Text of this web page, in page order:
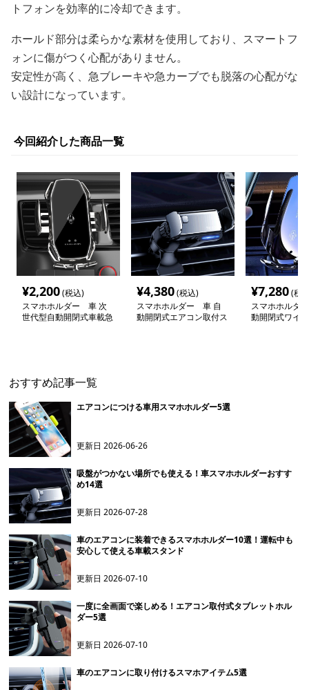
トフォンを効率的に冷却できます。
ホールド部分は柔らかな素材を使用しており、スマートフ
ォンに傷がつく心配がありません。
安定性が高く、急ブレーキや急カーブでも脱落の心配がな
い設計になっています。
今回紹介した商品一覧
¥2,200(税込)
スマホホルダー 車 次
世代型自動開閉式車載急
¥4,380(税込)
スマホホルダー 車 自
動開閉式エアコン取付ス
¥7,280(税
スマホホルダ
動開閉式ワイ
おすすめ記事一覧
エアコンにつける車用スマホホルダー5選
更新日2026-06-26
吸盤がつかない場所でも使える！車スマホホルダーおすす
め14選
更新日2026-07-28
車のエアコンに装着できるスマホホルダー10選！運転中も
安心して使える車載スタンド
更新日2026-07-10
一度に全画面で楽しめる！エアコン取付式タブレットホル
ダー5選
更新日2026-07-10
車のエアコンに取り付けるスマホアイテム5選